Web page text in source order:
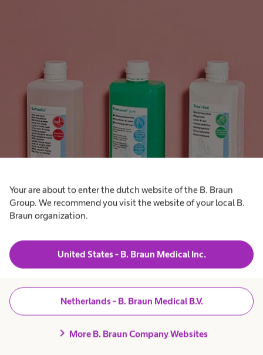
Your are about to enter the dutch website of the B. Braun
Group. We recommend you visit the website of your local B.
Braun organization.
United States - B. Braun Medical Inc.
Netherlands - B. Braun Medical B.V.
chevron_right More B. Braun Company Websites
Terug naar boven